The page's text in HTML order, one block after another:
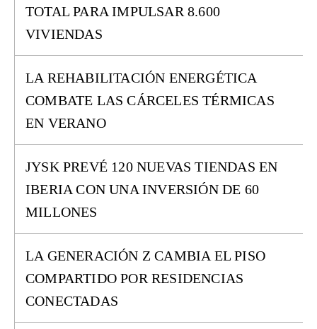
TOTAL PARA IMPULSAR 8.600
VIVIENDAS
LA REHABILITACIÓN ENERGÉTICA
COMBATE LAS CÁRCELES TÉRMICAS
EN VERANO
JYSK PREVÉ 120 NUEVAS TIENDAS EN
IBERIA CON UNA INVERSIÓN DE 60
MILLONES
LA GENERACIÓN Z CAMBIA EL PISO
COMPARTIDO POR RESIDENCIAS
CONECTADAS